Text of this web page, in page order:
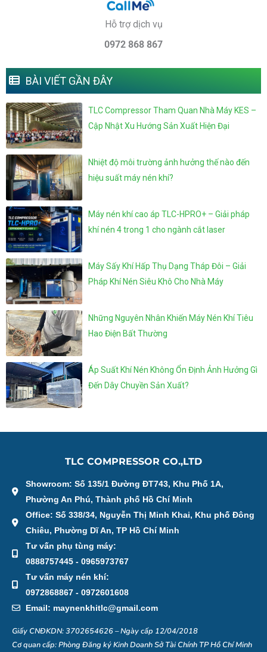
Hỗ trợ dịch vụ
0972 868 867
BÀI VIẾT GẦN ĐÂY
TLC Compressor Tham Quan Nhà Máy KES –
Cập Nhật Xu Hướng Sản Xuất Hiện Đại
Nhiệt độ môi trường ảnh hưởng thế nào đến
hiệu suất máy nén khí?
Máy nén khí cao áp TLC-HPRO+ – Giải pháp
khí nén 4 trong 1 cho ngành cắt laser
Máy Sấy Khí Hấp Thụ Dạng Tháp Đôi – Giải
Pháp Khí Nén Siêu Khô Cho Nhà Máy
Những Nguyên Nhân Khiến Máy Nén Khí Tiêu
Hao Điện Bất Thường
Áp Suất Khí Nén Không Ổn Định Ảnh Hưởng Gì
Đến Dây Chuyền Sản Xuất?
TLC COMPRESSOR CO.,LTD
Showroom: Số 135/1 Đường ĐT743, Khu Phố 1A,
Phường An Phú, Thành phố Hồ Chí Minh
Office: Số 338/34, Nguyễn Thị Minh Khai, Khu phố Đông
Chiêu, Phường Dĩ An, TP Hồ Chí Minh
Tư vấn phụ tùng máy:
0888757445 - 0965973767
Tư vấn máy nén khí:
0972868867 - 0972601608
Email: maynenkhitlc@gmail.com
Giấy CNĐKDN: 3702654626 – Ngày cấp 12/04/2018
Cơ quan cấp: Phòng Đăng ký Kinh Doanh Sở Tài Chính TP Hồ Chí Minh